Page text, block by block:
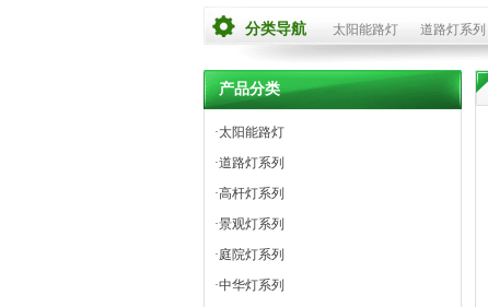
分类导航 太阳能路灯 道路灯系列
产品分类
·太阳能路灯
·道路灯系列
·高杆灯系列
·景观灯系列
·庭院灯系列
·中华灯系列